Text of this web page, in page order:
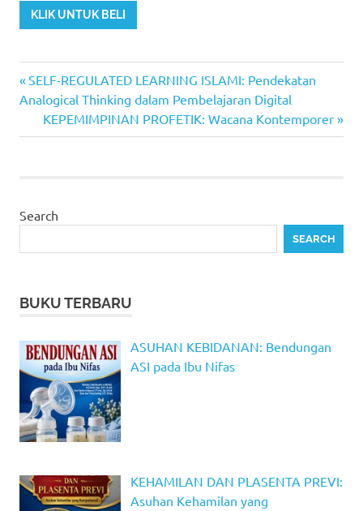
KLIK UNTUK BELI
Post
navigation
Previous
Post:
SELF-REGULATED LEARNING ISLAMI: Pendekatan
Analogical Thinking dalam Pembelajaran Digital
Next
Post:
KEPEMIMPINAN PROFETIK: Wacana Kontemporer
Search
SEARCH
BUKU TERBARU
ASUHAN KEBIDANAN: Bendungan
ASI pada Ibu Nifas
KEHAMILAN DAN PLASENTA PREVI:
Asuhan Kehamilan yang